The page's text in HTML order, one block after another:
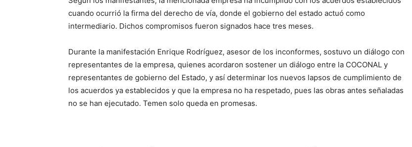
cuando ocurrió la firma del derecho de vía, donde el gobierno del estado actuó como
intermediario. Dichos compromisos fueron signados hace tres meses.
Durante la manifestación Enrique Rodríguez, asesor de los inconformes, sostuvo un diálogo con
representantes de la empresa, quienes acordaron sostener un diálogo entre la COCONAL y
representantes de gobierno del Estado, y así determinar los nuevos lapsos de cumplimiento de
los acuerdos ya establecidos y que la empresa no ha respetado, pues las obras antes señaladas
no se han ejecutado. Temen solo queda en promesas.